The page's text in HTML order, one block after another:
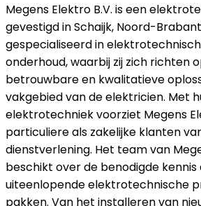
Megens Elektro B.V. is een
gevestigd in Schaijk, Noord-
gespecialiseerd in
onderhoud, waarbij zij zich richten
betrouwbare en kwalitatieve
vakgebied van de elektricien. Met
elektrotechniek voorziet Megens
particuliere als zakelijke klanten
dienstverlening. Het team van
beschikt over de benodigde
uiteenlopende elektrotechnische
pakken. Van het installeren van